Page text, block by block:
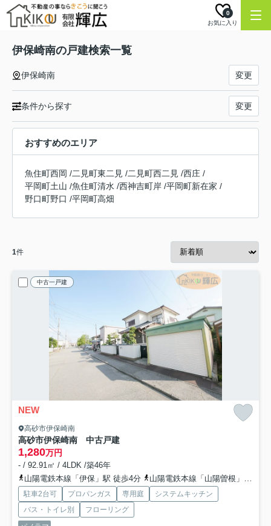
お気に入り
0
伊保崎南の戸建検索一覧
伊保崎南 変更
条件から探す 変更
おすすめのエリア
魚住町西岡 /二見町東二見 /二見町西二見 /西庄 /
平岡町土山 /魚住町清水 /西神吉町岸 /平岡町新在家 /
野口町野口 /平岡町高畑
1件
中古一戸建
NEW
高砂市伊保崎南
高砂市伊保崎南 中古戸建
1,280万円
- / 92.91㎡ / 4LDK /築46年
山陽電鉄本線「伊保」駅 徒歩4分
山陽電鉄本線「山陽曽根」駅 徒歩19分
駐車2台可 プロパンガス 専用庭
システムキッチン
バス・トイレ別
フローリング